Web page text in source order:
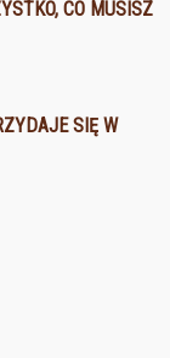
CO MUSISZ
SIĘ W